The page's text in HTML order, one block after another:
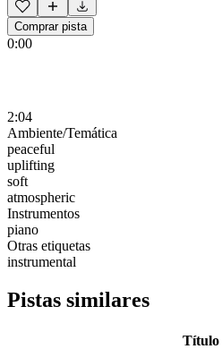
Comprar pista
0:00
2:04
Ambiente/Temática
peaceful
uplifting
soft
atmospheric
Instrumentos
piano
Otras etiquetas
instrumental
Pistas similares
Título